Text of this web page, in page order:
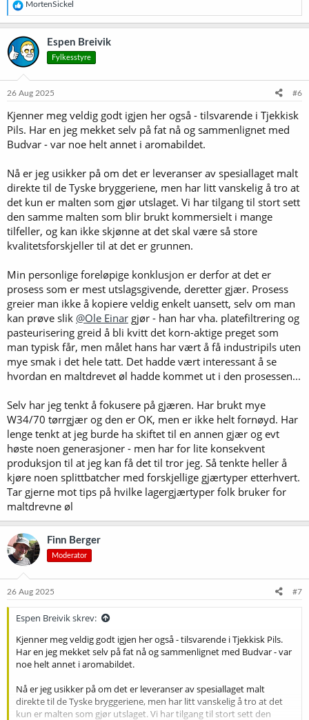
R
e
a
k
s
j
o
e
:
MortenSickel
Espen Breivik
Fylkesstyre
26 Aug 2025 #6
Kjenner meg veldig godt igjen her også - tilsvarende i Tjekkisk
Pils. Har en jeg mekket selv på fat nå og sammenlignet med
Budvar - var noe helt annet i aromabildet.
Nå er jeg usikker på om det er leveranser av spesiallaget malt
direkte til de Tyske bryggeriene, men har litt vanskelig å tro at
det kun er malten som gjør utslaget. Vi har tilgang til stort sett
den samme malten som blir brukt kommersielt i mange
tilfeller, og kan ikke skjønne at det skal være så store
kvalitetsforskjeller til at det er grunnen.
Min personlige foreløpige konklusjon er derfor at det er
prosess som er mest utslagsgivende, deretter gjær. Prosess
greier man ikke å kopiere veldig enkelt uansett, selv om man
kan prøve slik @Ole Einar gjør - han har vha. platefiltrering og
pasteurisering greid å bli kvitt det korn-aktige preget som
man typisk får, men målet hans har vært å få industripils uten
mye smak i det hele tatt. Det hadde vært interessant å se
hvordan en maltdrevet øl hadde kommet ut i den prosessen...
Selv har jeg tenkt å fokusere på gjæren. Har brukt mye
W34/70 tørrgjær og den er OK, men er ikke helt fornøyd. Har
lenge tenkt at jeg burde ha skiftet til en annen gjær og evt
høste noen generasjoner - men har for lite konsekvent
produksjon til at jeg kan få det til tror jeg. Så tenkte heller å
kjøre noen splittbatcher med forskjellige gjærtyper etterhvert.
Tar gjerne mot tips på hvilke lagergjærtyper folk bruker for
maltdrevne øl
Finn Berger
Moderator
26 Aug 2025 #7
Espen Breivik skrev:
Kjenner meg veldig godt igjen her også - tilsvarende i Tjekkisk Pils.
Har en jeg mekket selv på fat nå og sammenlignet med Budvar - var
noe helt annet i aromabildet.
Nå er jeg usikker på om det er leveranser av spesiallaget malt
direkte til de Tyske bryggeriene, men har litt vanskelig å tro at det
kun er malten som gjør utslaget. Vi har tilgang til stort sett den